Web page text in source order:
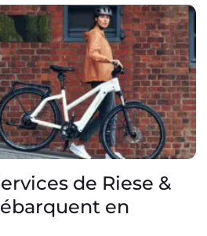
de Riese &
en